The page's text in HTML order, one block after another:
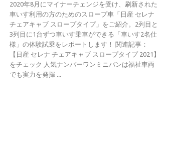
2020年8月にマイナーチェンジを受け、刷新された
車いす利用の方のためのスロープ車「日産 セレナ
チェアキャブ スロープタイプ」をご紹介。2列目と
3列目に1台ずつ車いす乗車ができる「車いす2名仕
様」の体験試乗をレポートします！ 関連記事：
【日産 セレナ チェアキャブ スロープタイプ 2021】
をチェック 人気ナンバーワンミニバンは福祉車両
でも実力を発揮 ...